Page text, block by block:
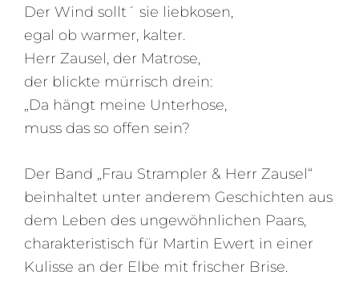
Der Wind sollt´ sie liebkosen,
egal ob warmer, kalter.
Herr Zausel, der Matrose,
der blickte mürrisch drein:
„Da hängt meine Unterhose,
muss das so offen sein?
Der Band „Frau Strampler & Herr Zausel“
beinhaltet unter anderem Geschichten aus
dem Leben des ungewöhnlichen Paars,
charakteristisch für Martin Ewert in einer
Kulisse an der Elbe mit frischer Brise.